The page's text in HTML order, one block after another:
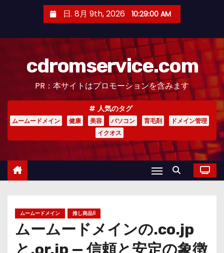
日. 8月 9th, 2026 10:29:02 AM
cdromservice.com
PR：本サイトはプロモーションを含みます
人気のタグ
ムームードメイン 健康 美容 パソコン 育毛剤
ドメイン管理
イクオス
ムームードメイン 推し商品II
ムームードメインの.co.jp